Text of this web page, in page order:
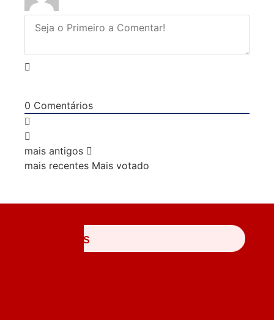
0 Comentários
mais antigos
mais recentes Mais votado
ÚLTIMAS